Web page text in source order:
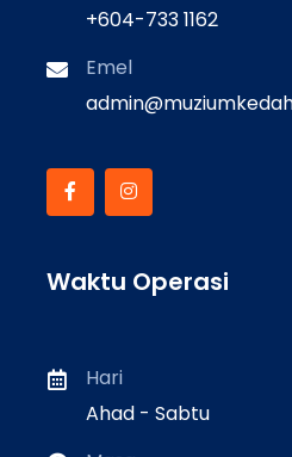
+604-733 1162
Emel
Waktu Operasi
Hari
Ahad - Sabtu